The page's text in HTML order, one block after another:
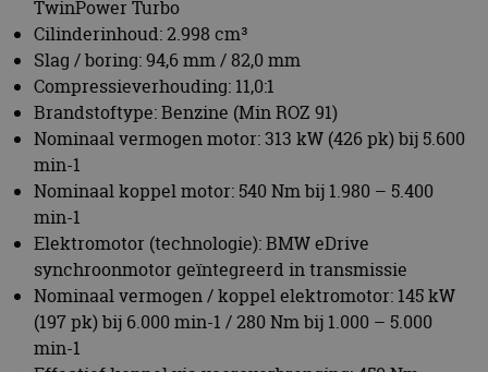
Elektromotor (technologie): BMW eDrive
synchroonmotor geïntegreerd in transmissie
Nominaal vermogen / koppel elektromotor: 145 kW
(197 pk) bij 6.000 min-1 / 280 Nm bij 1.000 – 5.000
min-1
Effectief koppel via vooroverbrenging: 450 Nm
Hoogvoltagebatterij (technologie / locatie): Lithium-
ion / onder de vloer
Spanning / Capaciteit (bruto / netto): 317 V / 29,48
kWh / 26,5 kWh
Max. laadvermogen AC: 11 kW (driefase)
Laadtijd 0-100%: 4:45 uur bij 7,4 kW (eenfase) / 3:00
uur bij 11 kW (driefase)
Transmissietype: Achttraps Steptronic-transmissie